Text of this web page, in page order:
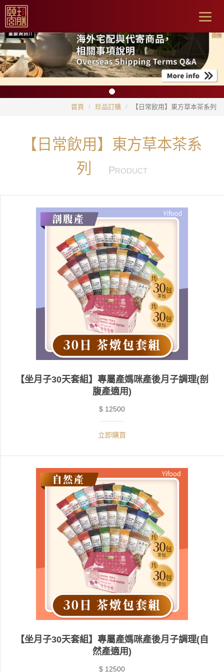
首頁 珍品訂購 【日常飲用】東方草本茶系列
【日常飲用】東方草本茶系
列
PRODUCT
【坐月子30天套組】專屬產媽咪產後月子調理(剖
腹產適用)
$ 12500
立即購買
【坐月子30天套組】專屬產媽咪產後月子調理(自
然產適用)
$ 12500